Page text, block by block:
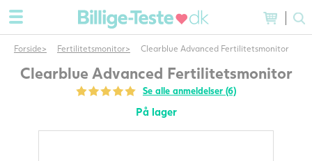
Forside Fertilitetsmonitor Clearblue Advanced Fertilitetsmonitor
Clearblue Advanced Fertilitetsmonitor
Se alle anmeldelser (6)
På lager